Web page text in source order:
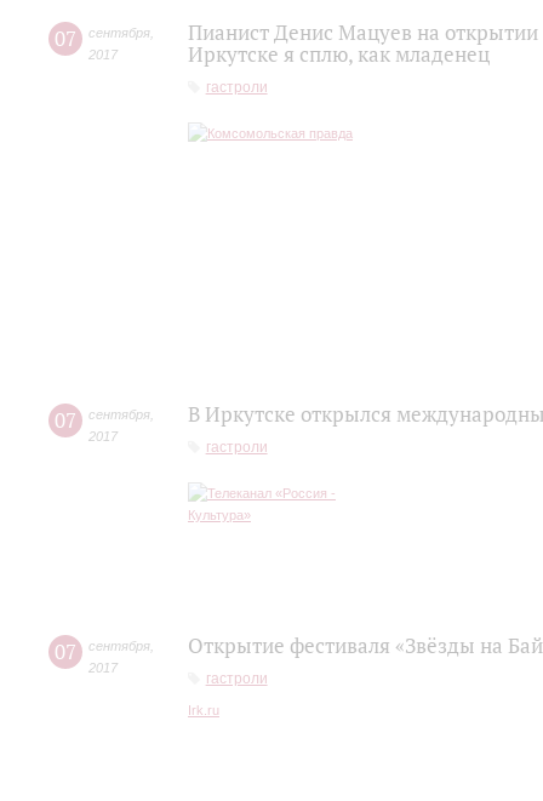
07 сентября
2017
Пианист Денис Мацуев на открытии
Иркутске я сплю, как младенец
гастроли
07 сентября
2017
В Иркутске открылся
гастроли
07 сентября
2017
Открытие фестиваля «Звёзды на
гастроли
Irk.ru